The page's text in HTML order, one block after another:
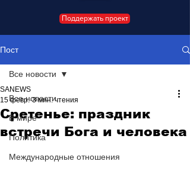
Поддержать проект
Пост
Все новости
В мире
Политика
Международные отношения
Все новости
Сретенье: праздник
встречи Бога и человека
SANEWS
15 февр. 3 мин. чтения